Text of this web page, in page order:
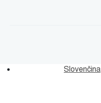
Slovenčina